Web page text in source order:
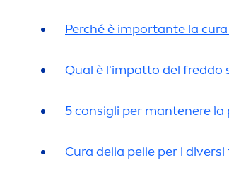
Perché è importante la
Qual è l'impatto del freddo
5 consigli per mantenere
Cura della pelle per i